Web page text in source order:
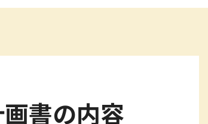
書の内容